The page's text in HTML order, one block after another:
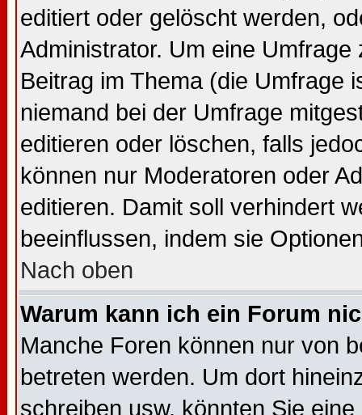
editiert oder gelöscht werden,
Administrator. Um eine
Beitrag im Thema (die Umfrage
niemand bei der Umfrage
editieren oder löschen, falls
können nur Moderatoren oder
editieren. Damit soll verhindert
beeinflussen, indem sie
Nach oben
Warum kann ich ein Forum
Manche Foren können nur von
betreten werden. Um dort
schreiben usw. könnten Sie